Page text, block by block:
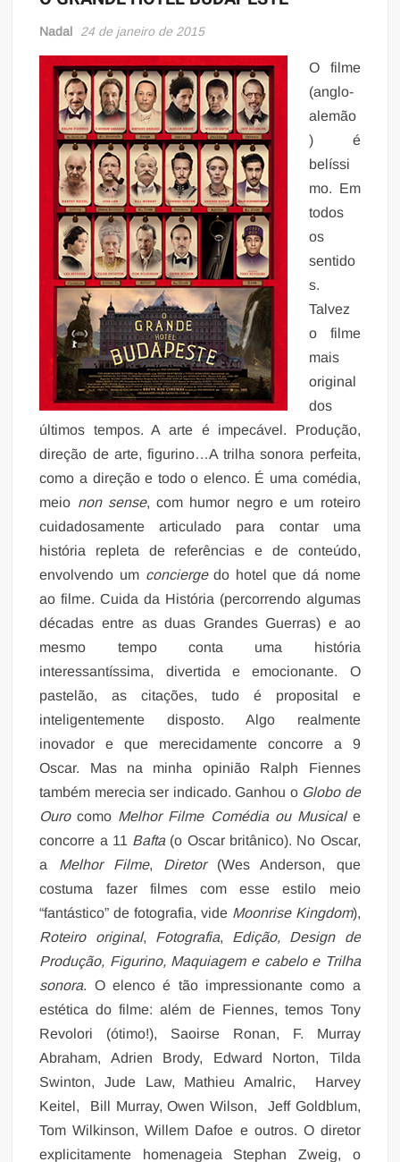
Nadal 24 de janeiro de 2015
O filme
(anglo-
alemão
) é
belíssi
mo. Em
todos
os
sentido
s.
Talvez
o filme
mais
original
dos
últimos tempos. A arte é impecável. Produção,
direção de arte, figurino…A trilha sonora perfeita,
como a direção e todo o elenco. É uma comédia,
meio non sense, com humor negro e um roteiro
cuidadosamente articulado para contar uma
história repleta de referências e de conteúdo,
envolvendo um conciergedo hotel que dá nome
ao filme. Cuida da História (percorrendo algumas
décadas entre as duas Grandes Guerras) e ao
mesmo tempo conta uma história
interessantíssima, divertida e emocionante. O
pastelão, as citações, tudo é proposital e
inteligentemente disposto. Algo realmente
inovador e que merecidamente concorre a 9
Oscar. Mas na minha opinião Ralph Fiennes
também merecia ser indicado. Ganhou o Globo de
Ourocomo Melhor Filme Comédia ou Musicale
concorre a 11 Bafta(o Oscar britânico). No Oscar,
a Melhor Filme, Diretor(Wes Anderson, que
costuma fazer filmes com esse estilo meio
“fantástico” de fotografia, vide Moonrise Kingdom),
Roteiro original, Fotografia, Edição, Design de
Produção, Figurino, Maquiagem e cabelo e Trilha
sonora. O elenco é tão impressionante como a
estética do filme: além de Fiennes, temos Tony
Revolori (ótimo!), Saoirse Ronan, F. Murray
Abraham, Adrien Brody, Edward Norton, Tilda
Swinton, Jude Law, Mathieu Amalric, Harvey
Keitel, Bill Murray, Owen Wilson, Jeff Goldblum,
Tom Wilkinson, Willem Dafoe e outros. O diretor
explicitamente homenageia Stephan Zweig, o